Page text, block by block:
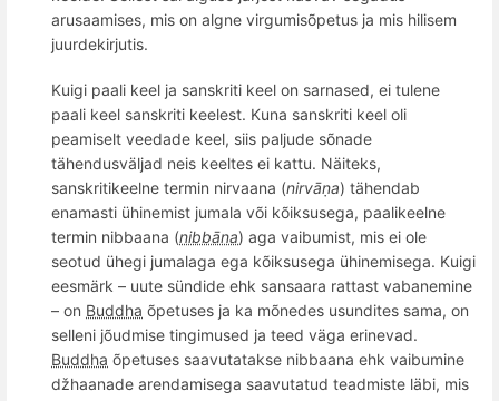
arusaamises, mis on algne virgumisõpetus ja mis hilisem
juurdekirjutis.
Kuigi paali keel ja sanskriti keel on sarnased, ei tulene
paali keel sanskriti keelest. Kuna sanskriti keel oli
peamiselt veedade keel, siis paljude sõnade
tähendusväljad neis keeltes ei kattu. Näiteks,
sanskritikeelne termin nirvaana (nirvāṇa) tähendab
enamasti ühinemist jumala või kõiksusega, paalikeelne
termin nibbaana (nibbāna) aga vaibumist, mis ei ole
seotud ühegi jumalaga ega kõiksusega ühinemisega. Kuigi
eesmärk – uute sündide ehk sansaara rattast vabanemine
– on Buddha õpetuses ja ka mõnedes usundites sama, on
selleni jõudmise tingimused ja teed väga erinevad.
Buddha õpetuses saavutatakse nibbaana ehk vaibumine
džhaanade arendamisega saavutatud teadmiste läbi, mis